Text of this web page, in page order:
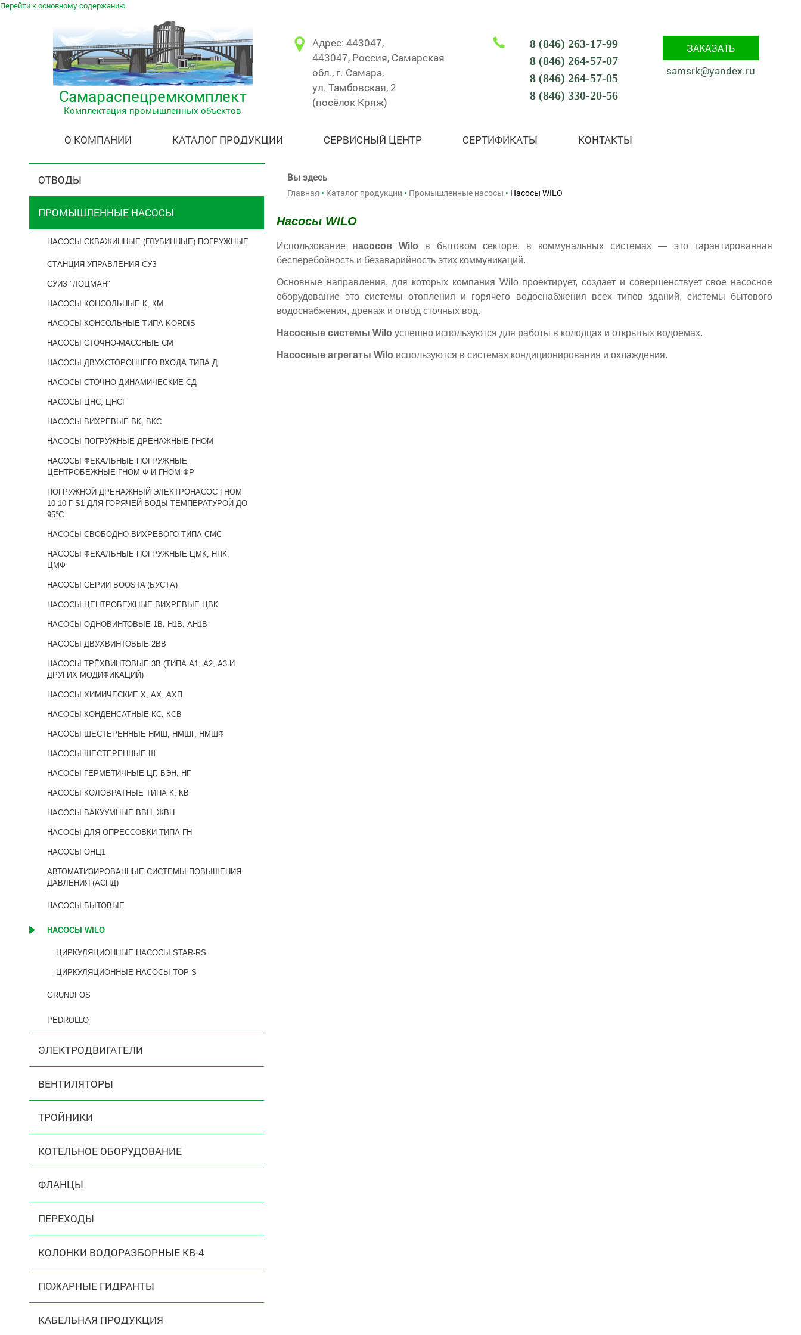
Перейти к основному содержанию
Самараспецремкомплект
Комплектация промышленных объектов
Адрес: 443047,
443047, Россия, Самарская
обл., г. Самара,
ул. Тамбовская, 2
(посёлок Кряж)
8 (846) 263-17-99
8 (846) 264-57-07
8 (846) 264-57-05
8 (846) 330-20-56
ЗАКАЗАТЬ
samsrk@yandex.ru
О КОМПАНИИ КАТАЛОГ ПРОДУКЦИИ СЕРВИСНЫЙ ЦЕНТР СЕРТИФИКАТЫ КОНТАКТЫ
ОТВОДЫ
ПРОМЫШЛЕННЫЕ НАСОСЫ
НАСОСЫ СКВАЖИННЫЕ (ГЛУБИННЫЕ) ПОГРУЖНЫЕ
СТАНЦИЯ УПРАВЛЕНИЯ СУЗ
СУИЗ "ЛОЦМАН"
НАСОСЫ КОНСОЛЬНЫЕ К, КМ
НАСОСЫ КОНСОЛЬНЫЕ ТИПА KORDIS
НАСОСЫ СТОЧНО-МАССНЫЕ СМ
НАСОСЫ ДВУХСТОРОННЕГО ВХОДА ТИПА Д
НАСОСЫ СТОЧНО-ДИНАМИЧЕСКИЕ СД
НАСОСЫ ЦНС, ЦНСГ
НАСОСЫ ВИХРЕВЫЕ ВК, ВКС
НАСОСЫ ПОГРУЖНЫЕ ДРЕНАЖНЫЕ ГНОМ
НАСОСЫ ФЕКАЛЬНЫЕ ПОГРУЖНЫЕ
ЦЕНТРОБЕЖНЫЕ ГНОМ Ф И ГНОМ ФР
ПОГРУЖНОЙ ДРЕНАЖНЫЙ ЭЛЕКТРОНАСОС ГНОМ
10-10 Г S1 ДЛЯ ГОРЯЧЕЙ ВОДЫ ТЕМПЕРАТУРОЙ ДО
95°C
НАСОСЫ СВОБОДНО-ВИХРЕВОГО ТИПА CMC
НАСОСЫ ФЕКАЛЬНЫЕ ПОГРУЖНЫЕ ЦМК, НПК,
ЦМФ
НАСОСЫ СЕРИИ BOOSTA (БУСТА)
НАСОСЫ ЦЕНТРОБЕЖНЫЕ ВИХРЕВЫЕ ЦВК
НАСОСЫ ОДНОВИНТОВЫЕ 1В, Н1В, АН1В
НАСОСЫ ДВУХВИНТОВЫЕ 2BB
НАСОСЫ ТРЁХВИНТОВЫЕ 3В (ТИПА А1, А2, А3 И
ДРУГИХ МОДИФИКАЦИЙ)
НАСОСЫ ХИМИЧЕСКИЕ Х, АХ, АХП
НАСОСЫ КОНДЕНСАТНЫЕ КС, КСВ
НАСОСЫ ШЕСТЕРЕННЫЕ НМШ, НМШГ, НМШФ
НАСОСЫ ШЕСТЕРЕННЫЕ Ш
НАСОСЫ ГЕРМЕТИЧНЫЕ ЦГ, БЭН, НГ
НАСОСЫ КОЛОВРАТНЫЕ ТИПА К, КВ
НАСОСЫ ВАКУУМНЫЕ ВВН, ЖВН
НАСОСЫ ДЛЯ ОПРЕССОВКИ ТИПА ГН
НАСОСЫ ОНЦ1
АВТОМАТИЗИРОВАННЫЕ СИСТЕМЫ ПОВЫШЕНИЯ
ДАВЛЕНИЯ (АСПД)
НАСОСЫ БЫТОВЫЕ
НАСОСЫ WILO
ЦИРКУЛЯЦИОННЫЕ НАСОСЫ STAR-RS
ЦИРКУЛЯЦИОННЫЕ НАСОСЫ TOP-S
GRUNDFOS
PEDROLLO
ЭЛЕКТРОДВИГАТЕЛИ
ВЕНТИЛЯТОРЫ
ТРОЙНИКИ
КОТЕЛЬНОЕ ОБОРУДОВАНИЕ
ФЛАНЦЫ
ПЕРЕХОДЫ
КОЛОНКИ ВОДОРАЗБОРНЫЕ КВ-4
ПОЖАРНЫЕ ГИДРАНТЫ
КАБЕЛЬНАЯ ПРОДУКЦИЯ
Вы здесь
Главная • Каталог продукции • Промышленные насосы • Насосы WILO
Насосы WILO
Использование нacocов Wilo в бытовом секторе, в коммунальных системах — это гарантированная
бесперебойность и безаварийность этих коммуникаций.
Основные направления, для которых компания Wilo проектирует, создает и совершенствует свое нacocное
оборудование это системы отопления и горячего водоснабжения всех типов зданий, системы бытового
водоснабжения, дренаж и отвод сточных вод.
Hacocные системы Wilo успешно используются для работы в колодцах и открытых водоемах.
Hacocные агрегаты Wilo используются в системах кондиционирования и охлаждения.